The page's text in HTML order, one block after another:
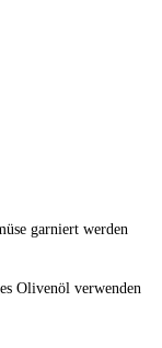
garniert werden
Olivenöl verwenden